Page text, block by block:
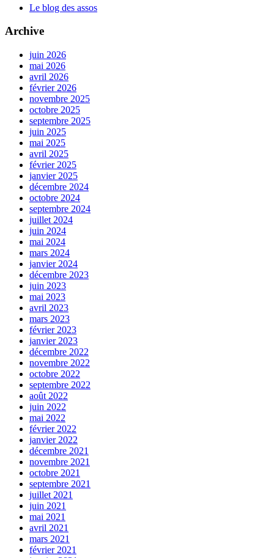
Le blog des assos
Archive
juin 2026
mai 2026
avril 2026
février 2026
novembre 2025
octobre 2025
septembre 2025
juin 2025
mai 2025
avril 2025
février 2025
janvier 2025
décembre 2024
octobre 2024
septembre 2024
juillet 2024
juin 2024
mai 2024
mars 2024
janvier 2024
décembre 2023
juin 2023
mai 2023
avril 2023
mars 2023
février 2023
janvier 2023
décembre 2022
novembre 2022
octobre 2022
septembre 2022
août 2022
juin 2022
mai 2022
février 2022
janvier 2022
décembre 2021
novembre 2021
octobre 2021
septembre 2021
juillet 2021
juin 2021
mai 2021
avril 2021
mars 2021
février 2021